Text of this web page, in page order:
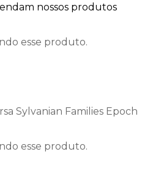
nossos produtos
esse produto.
Sylvanian Families Epoch
esse produto.